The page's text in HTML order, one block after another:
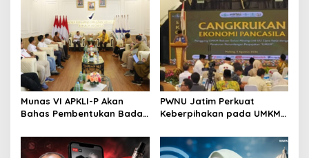
Munas VI APKLI-P Akan
Bahas Pembentukan Badan
Dinilai Penting Hadapi
Bonus Demografi
PWNU Jatim Perkuat
Keberpihakan pada UMKM